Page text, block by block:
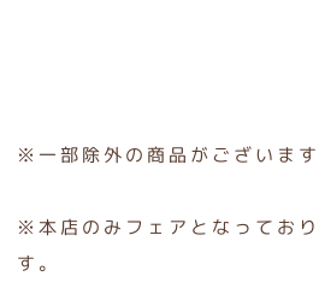
※一部除外の商品がございます
※本店のみフェアとなっており
す。